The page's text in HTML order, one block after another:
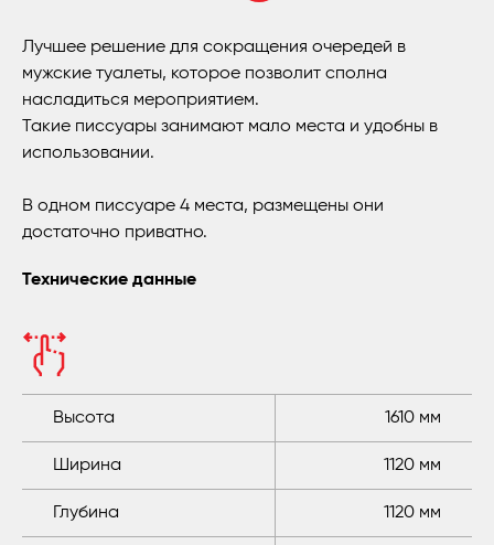
Лучшее решение для сокращения очередей в
мужские туалеты, которое позволит сполна
насладиться мероприятием.
Такие писсуары занимают мало места и удобны в
использовании.
В одном писсуаре 4 места, размещены они
достаточно приватно.
Технические данные
Высота 1610 мм
Ширина 1120 мм
Глубина 1120 мм